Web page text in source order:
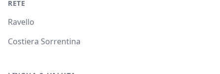
RETE
Ravello
Costiera Sorrentina